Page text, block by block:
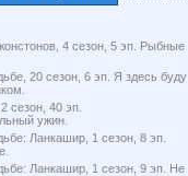
4 сезон, 5 эп. Рыбные
20 сезон, 6 эп. Я здесь буду
сезон, 40 эп.
ужин.
Ланкашир, 1 сезон, 8 эп.
Ланкашир, 1 сезон, 9 эп. Не